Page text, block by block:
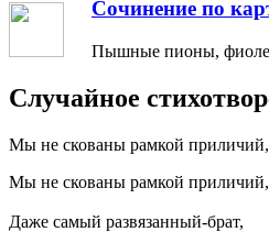
Сочинение по
Пышные пионы,
Случайное
Мы не скованы рамкой приличий,
Мы не скованы рамкой приличий,
Даже самый развязанный-брат,